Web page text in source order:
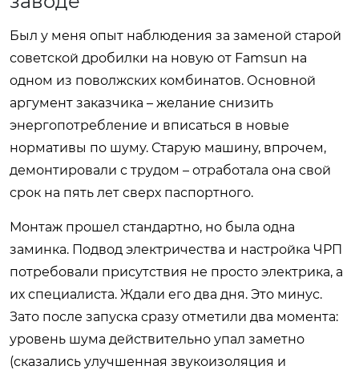
Был у меня опыт наблюдения за заменой старой
советской дробилки на новую от Famsun на
одном из поволжских комбинатов. Основной
аргумент заказчика – желание снизить
энергопотребление и вписаться в новые
нормативы по шуму. Старую машину, впрочем,
демонтировали с трудом – отработала она свой
срок на пять лет сверх паспортного.
Монтаж прошел стандартно, но была одна
заминка. Подвод электричества и настройка ЧРП
потребовали присутствия не просто электрика, а
их специалиста. Ждали его два дня. Это минус.
Зато после запуска сразу отметили два момента:
уровень шума действительно упал заметно
(сказались улучшенная звукоизоляция и